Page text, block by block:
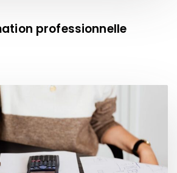
professionnelle